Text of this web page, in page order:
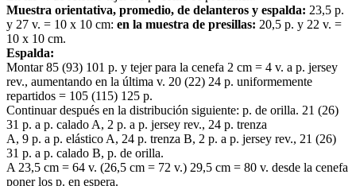
Muestra orientativa, promedio, de delanteros y espalda: 23,5 p.
y 27 v. = 10 x 10 cm: en la muestra de presillas: 20,5 p. y 22 v. =
10 x 10 cm.
Espalda:
Montar 85 (93) 101 p. y tejer para la cenefa 2 cm = 4 v. a p. jersey
rev., aumentando en la última v. 20 (22) 24 p. uniformemente
repartidos = 105 (115) 125 p.
Continuar después en la distribución siguiente: p. de orilla. 21 (26)
31 p. a p. calado A, 2 p. a p. jersey rev., 24 p. trenza
A, 9 p. a p. elástico A, 24 p. trenza B, 2 p. a p. jersey rev., 21 (26)
31 p. a p. calado B, p. de orilla.
A 23,5 cm = 64 v. (26,5 cm = 72 v.) 29,5 cm = 80 v. desde la cenefa
poner los p. en espera.